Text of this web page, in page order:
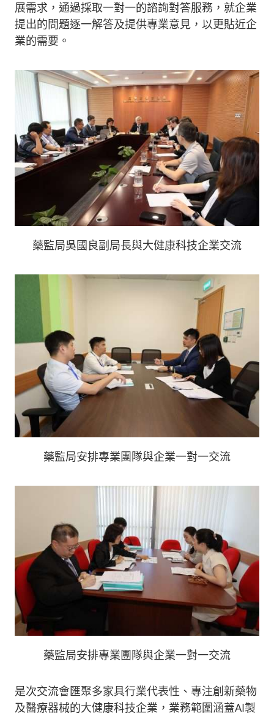
展需求，通過採取一對一的諮詢對答服務，就企業
提出的問題逐一解答及提供專業意見，以更貼近企
業的需要。
藥監局吳國良副局長與大健康科技企業交流
藥監局安排專業團隊與企業一對一交流
藥監局安排專業團隊與企業一對一交流
是次交流會匯聚多家具行業代表性、專注創新藥物
及醫療器械的大健康科技企業，業務範圍涵蓋AI製